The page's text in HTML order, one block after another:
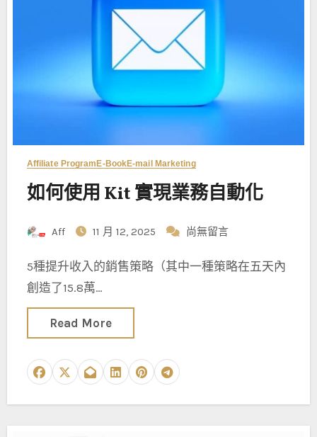
Affiliate Program E-BookE-mail Marketing
如何使用 Kit 實現業務自動化
Aff 11 月 12, 2025 尚無留言
5種提升收入的銷售策略（其中一種策略在五天內
創造了15.8萬…
Read More